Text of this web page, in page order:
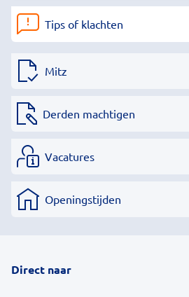
Tips of klachten
Mitz
Derden machtigen
Vacatures
Openingstijden
Direct naar